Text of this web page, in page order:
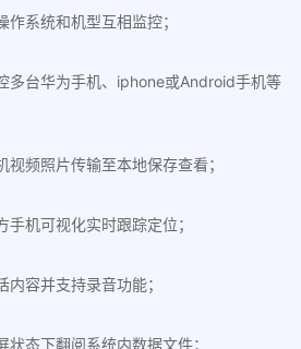
作系统和机型互相监控；
多台华为手机、iphone或Android手机等
视频照片传输至本地保存查看；
手机可视化实时跟踪定位；
内容并支持录音功能；
状态下翻阅系统内数据文件；